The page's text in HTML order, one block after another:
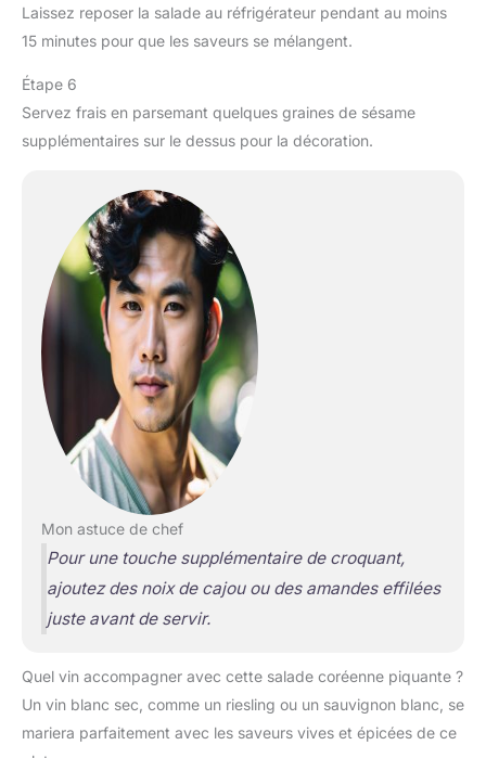
Laissez reposer la salade au réfrigérateur pendant au moins
15 minutes pour que les saveurs se mélangent.
Étape 6
Servez frais en parsemant quelques graines de sésame
supplémentaires sur le dessus pour la décoration.
Mon astuce de chef
Pour une touche supplémentaire de croquant,
ajoutez des noix de cajou ou des amandes effilées
juste avant de servir.
Quel vin accompagner avec cette salade coréenne piquante ?
Un vin blanc sec, comme un riesling ou un sauvignon blanc, se
mariera parfaitement avec les saveurs vives et épicées de ce